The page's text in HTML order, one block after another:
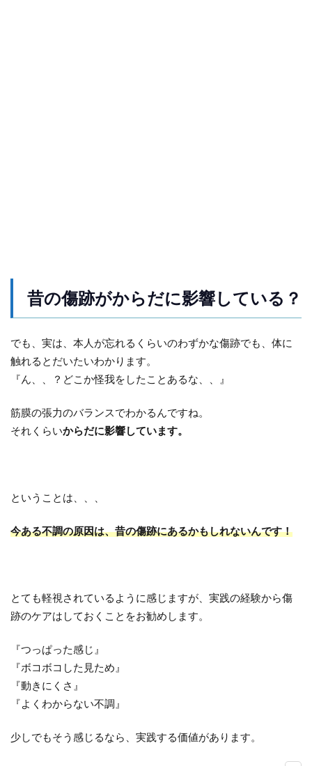
昔の傷跡がからだに影響している？
でも、実は、本人が忘れるくらいのわずかな傷跡でも、体に
触れるとだいたいわかります。
『ん、、？どこか怪我をしたことあるな、、』
筋膜の張力のバランスでわかるんですね。
それくらいからだに影響しています。
ということは、、、
今ある不調の原因は、昔の傷跡にあるかもしれないんです！
とても軽視されているように感じますが、実践の経験から傷
跡のケアはしておくことをお勧めします。
『つっぱった感じ』
『ボコボコした見ため』
『動きにくさ』
『よくわからない不調』
少しでもそう感じるなら、実践する価値があります。